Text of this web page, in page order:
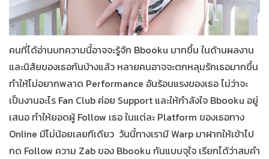
คนที่ได้อ่านบทความนี้อาจจะรู้จัก Bbooku มากขึ้น ในด้านผลงาน
และนิสัยของเธอกันบ้างแล้ว หลายคนอาจจะตกหลุมรักเธอมากขึ้น
ทำให้ไม่อยากพลาด Performance อันร้อนแรงของเธอ ไม่ว่าจะ
เป็นงานอะไร Fan Club ค่อย Support และให้กำลังใจ Bbooku อยู่
เสนอ ทำให้ยอดผู้ Follow เธอ ในแต่ละ Platform ของเธอทาง
Online มีไม่น้อยเลยทีเดียว วันนี้ทางเรามี Warp มาฝากให้เข้าไป
กด Follow ความ Zab ของ Bbooku กันแบบจุใจ เรียกได้ว่าสมคำ